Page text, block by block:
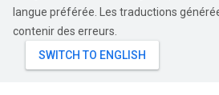
langue préférée. Les traductions
contenir des erreurs.